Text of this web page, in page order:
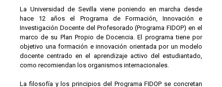
La Universidad de Sevilla viene poniendo en marcha desde
hace 12 años el Programa de Formación, Innovación e
Investigación Docente del Profesorado (Programa FIDOP) en el
marco de su Plan Propio de Docencia. El programa tiene por
objetivo una formación e innovación orientada por un modelo
docente centrado en el aprendizaje activo del estudiantado,
como recomiendan los organismos internacionales.
La filosofía y los principios del Programa FIDOP se concretan